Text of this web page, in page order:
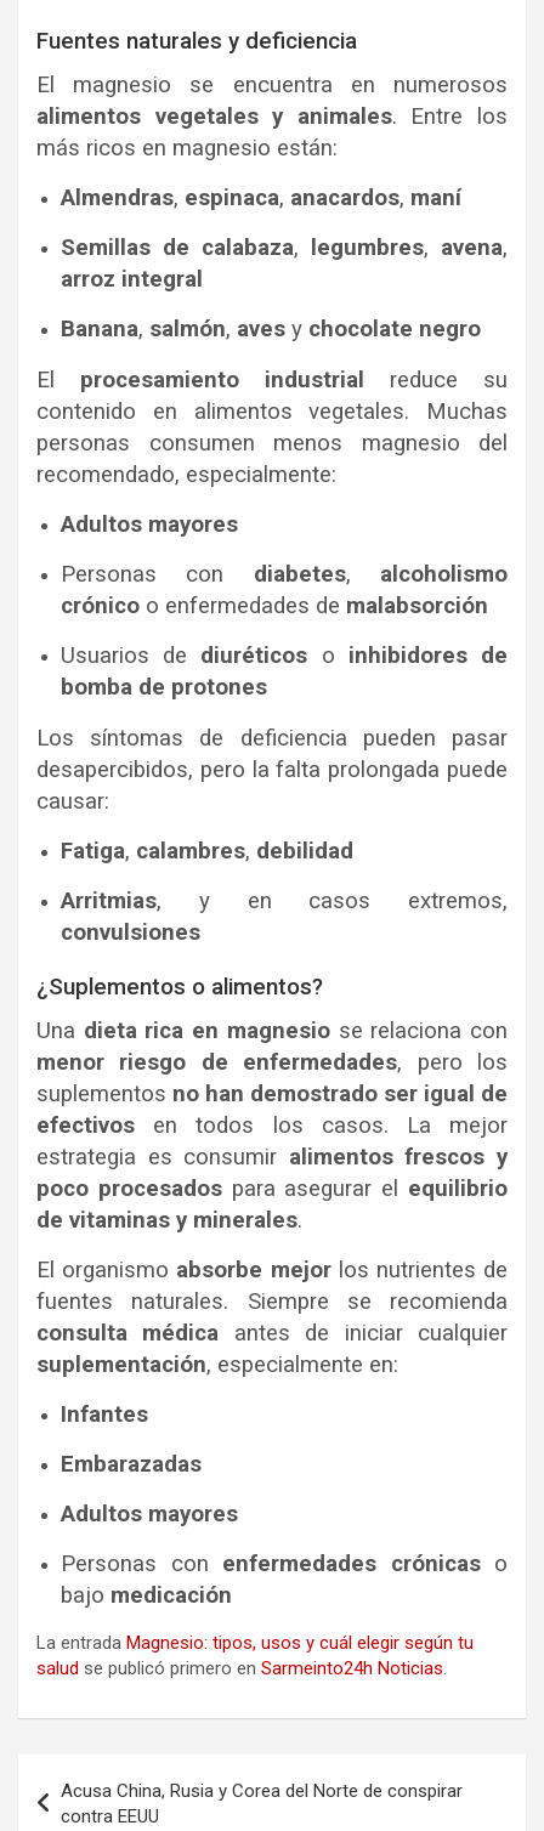
Fuentes naturales y deficiencia
El magnesio se encuentra en numerosos
alimentos vegetales y animales. Entre los
más ricos en magnesio están:
Almendras, espinaca, anacardos, maní
Semillas de calabaza, legumbres, avena,
arroz integral
Banana, salmón, aves y chocolate negro
El procesamiento industrial
reduce su
contenido en alimentos vegetales. Muchas
personas consumen menos magnesio del
recomendado, especialmente:
Adultos mayores
Personas con diabetes, alcoholismo
crónico o enfermedades de malabsorción
Usuarios de diuréticos o inhibidores de
bomba de protones
Los síntomas de deficiencia pueden pasar
desapercibidos, pero la falta prolongada puede
causar:
Fatiga, calambres, debilidad
Arritmias, y en casos extremos,
convulsiones
¿Suplementos o alimentos?
Una dieta rica en magnesiose relaciona con
menor riesgo de enfermedades, pero los
suplementos no han demostrado ser igual de
efectivos en todos los casos. La mejor
estrategia es consumir alimentos frescos y
poco procesadospara asegurar el equilibrio
de vitaminas y minerales.
El organismo absorbe mejorlos nutrientes de
fuentes naturales. Siempre se recomienda
consulta médica antes de iniciar cualquier
suplementación, especialmente en:
Infantes
Embarazadas
Adultos mayores
Personas con enfermedades crónicaso
bajo medicación
La entrada Magnesio: tipos, usos y cuál elegir según tu
salud se publicó primero en Sarmeinto24h Noticias.
de
Acusa China, Rusia y Corea del Norte de conspirar
contra EEUU